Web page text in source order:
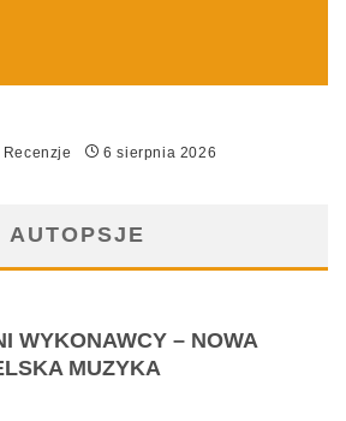
Recenzje 6 sierpnia 2026
AUTOPSJE
WYKONAWCY – NOWA
MUZYKA